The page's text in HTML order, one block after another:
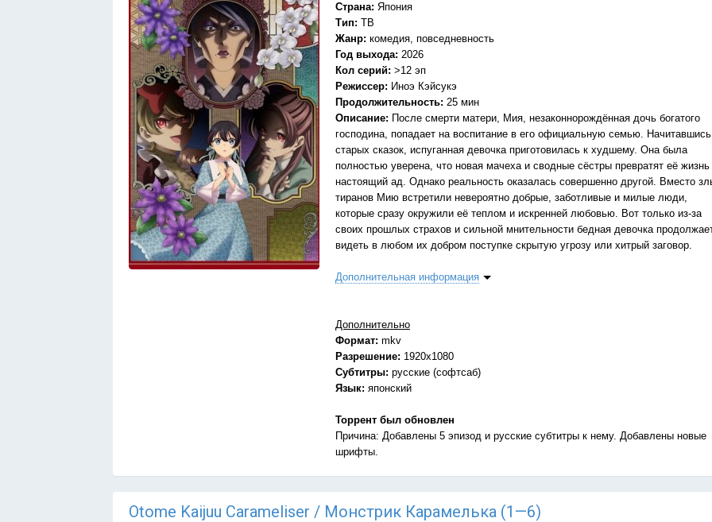
Страна: Япония
Тип: ТВ
Жанр: комедия, повседневность
Год выхода: 2026
Кол серий: >12 эп
Режиссер: Иноэ Кэйсукэ
Продолжительность: 25 мин
Описание: После смерти матери, Мия, незаконнорождённая дочь богатого
господина, попадает на воспитание в его официальную семью. Начитавшись
старых сказок, испуганная девочка приготовилась к худшему. Она была
полностью уверена, что новая мачеха и сводные сёстры превратят её жизнь
настоящий ад. Однако реальность оказалась совершенно другой. Вместо
тиранов Мию встретили невероятно добрые, заботливые и милые люди,
которые сразу окружили её теплом и искренней любовью. Вот только из-за
своих прошлых страхов и сильной мнительности бедная девочка
видеть в любом их добром поступке скрытую угрозу или хитрый заговор.
Дополнительная информация
Дополнительно
Формат: mkv
Разрешение: 1920x1080
Субтитры: русские (софтсаб)
Язык: японский
Торрент был обновлен
Причина: Добавлены 5 эпизод и русские субтитры к нему. Добавлены новые
шрифты.
Otome Kaijuu Carameliser / Монстрик Карамелька (1—6)